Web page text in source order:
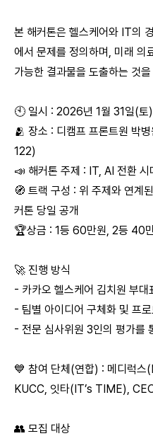
본 해커톤은 헬스케어와 IT의
에서 문제를 정의하며, 미래 의
가능한 결과물을 도출하는 것
🕙 일시 : 2026년 1월 31일(
🫂 장소 : 디캠프 프론트원 박
122)
📣 해커톤 주제 : IT, AI 전환
🧭 트랙 구성 : 위 주제와 연계
커톤 당일 공개
🏆상금 : 1등 60만원, 2등 40
🚀 진행 방식
- 카카오 헬스케어 김치원 부대
- 팀별 아이디어 구체화 및 프
- 전문 심사위원 3인의 평가를
💙 참여 단체(연합) : 메디럭
KUCC, 잇타(IT’s TIME),
👥 모집 대상